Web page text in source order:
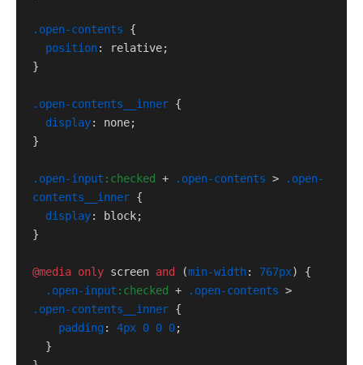
.open-contents {
position: relative;
}
.open-contents__inner {
display: none;
}
.open-input :checked + .open-contents >
.open-
contents__inner {
display: block;
}
@media only screen and (min-width: 767px) {
.open-input :checked + .open-contents
.open-contents__inner {
padding : 4px 0 0 0;